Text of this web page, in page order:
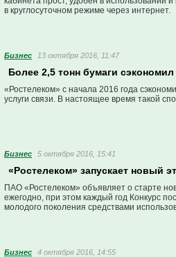
в круглосуточном режиме через интернет.
Бизнес 13 октября 2016, 11:47
Более 2,5 тонн бумаги
«Ростелеком» с начала 2016 года
услуги связи. В настоящее время такой
Бизнес 5 октября 2016, 15:41
«Ростелеком» запускает новый
ПАО «Ростелеком» объявляет о старте
ежегодно, при этом каждый год Конкурс
молодого поколения средствами
Бизнес 4 октября 2016, 14:55